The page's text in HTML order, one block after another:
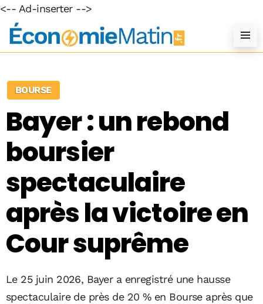
<-- Ad-inserter -->
BOURSE
Bayer : un rebond
boursier
spectaculaire
après la victoire en
Cour suprême
Le 25 juin 2026, Bayer a enregistré une hausse
spectaculaire de près de 20 % en Bourse après que